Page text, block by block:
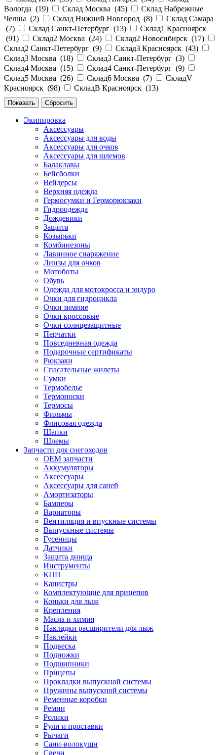
Вологда (19) Склад Москва (45)
Склад Набрежные
Челны (2) Склад Нижний Новгород (8)
Склад Самара
(7) Склад Санкт-Петербург (13)
Склад1 Красноярск
(91) Склад2 Москва (24) Склад2 Новосибирск (17)
Склад2 Санкт-Петербург (9) Склад3 Красноярск (43)
Склад3 Москва (18) Склад3 Санкт-Петербург (3)
Склад4 Москва (15) Склад4 Санкт-Петербург (9)
Склад5 Москва (26) Склад6 Москва (7)
СкладV
Красноярск (98) СкладВ Красноярск (13)
Экипировка
Аксессуары
Аксессуары для воды
Аксессуары для очков
Аксессуары для шлемов
Балаклавы
Бейсболки
Вейдерсы
Верхняя одежда
Гермосумки и Герморюкзаки
Гидроодежда
Дождевики
Защита
Козырьки
Комбинезоны
Лавинное снаряжение
Линзы для очков
Мотоботы
Обувь
Одежда для мотокросса и эндуро
Очки для гидроцикла
Очки зимние
Очки кроссовые
Очки солнцезащитные
Перчатки
Повседневная одежда
Подарочные сертификаты
Рюкзаки
Спасательные жилеты
Сумки
Термобелье
Термоноски
Термосы
Фильмы
Флисовая одежда
Шапки
Шлемы
Запчасти для снегоходов
OEM запчасти
Аккумуляторы
Аксессуары
Аксессуары для саней
Амортизаторы
Бамперы
Вариаторы
Вентиляция и впускные системы
Выпускные системы
Гусеницы
Датчики
Защита днища
Инструменты
КПП
Канистры
Комплектующие для прицепов
Коньки для лыж
Крепления
Масла и химия
Накладки расширители для лыж
Наклейки
Подвеска
Подножки
Подшипники
Прицепы
Прокладки выпускной системы
Пружины выпускной системы
Ременные коробки
Ремни
Ролики
Рули и проставки
Рычаги
Сани-волокуши
Свечи